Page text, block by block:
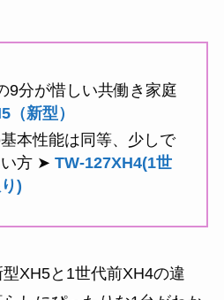
9分が惜しい共働き家庭
（新型）
本性能は同等、少しで
い方 ➤TW-127XH4(1世
)
XH5と1世代前XH4の違